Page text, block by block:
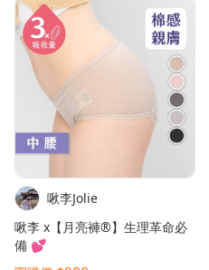
啾李Jolie
啾李 x【月亮褲®】生理革命必
備 💕